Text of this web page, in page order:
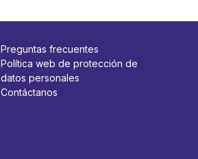
Preguntas frecuentes
Política web de protección de
datos personales
Contáctanos